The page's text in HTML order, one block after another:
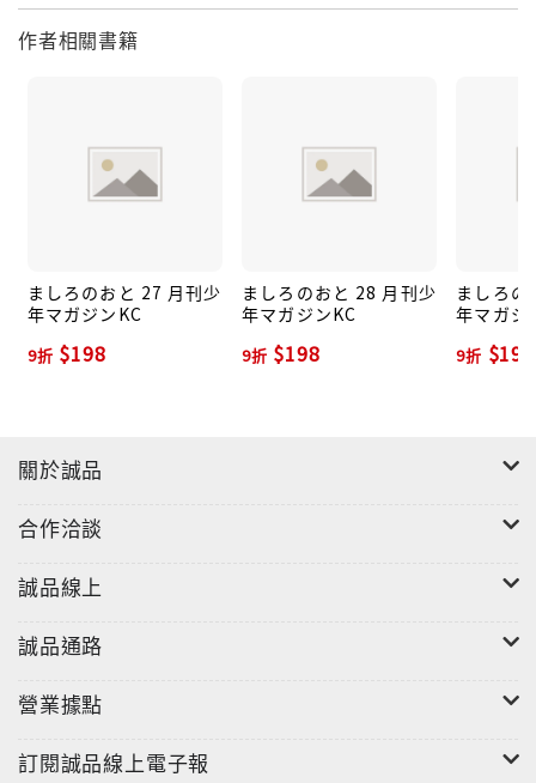
作者相關書籍
ましろのおと 27 月刊少
年マガジンKC
9折 $198
ましろのおと 28 月刊少
年マガジンKC
9折 $198
ましろの
年マガジ
9折 $198
關於誠品
合作洽談
誠品線上
誠品通路
營業據點
訂閱誠品線上電子報